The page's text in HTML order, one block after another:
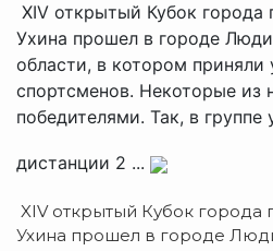
XIV открытый Кубок города
Ухина прошел в городе
области, в котором
спортсменов. Некоторые из
победителями. Так, в группе
дистанции 2 ...
XIV открытый Кубок города
Ухина прошел в городе